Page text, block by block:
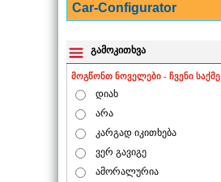
Car-Configurator
გამოკითხვა
მოგწონთ ნოველები - ჩვენი საქმე
დიახ
არა
კარგად იკითხება
ვერ გავიგე
ამორალურია